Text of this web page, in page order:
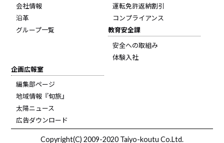
会社情報
沿革
グループ一覧
運転免許返納割引
コンプライアンス
教育安全課
安全への取組み
体験入社
企画広報室
編集部ページ
地域情報『旬旅』
太陽ニュース
広告ダウンロード
Copyright(C) 2009-2020 Taiyo-koutu Co.Ltd.